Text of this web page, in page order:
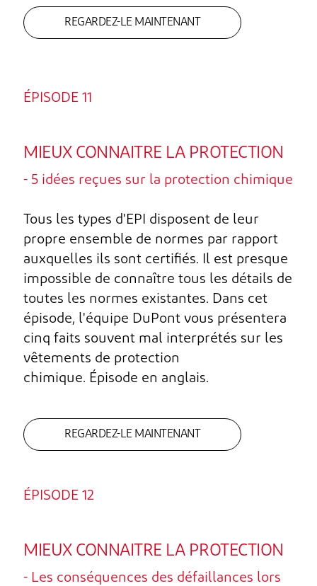
REGARDEZ-LE MAINTENANT
ÉPISODE 11
MIEUX CONNAITRE LA PROTECTION
- 5 idées reçues sur la protection chimique
Tous les types d'EPI disposent de leur
propre ensemble de normes par rapport
auxquelles ils sont certifiés. Il est presque
impossible de connaître tous les détails de
toutes les normes existantes. Dans cet
épisode, l'équipe DuPont vous présentera
cinq faits souvent mal interprétés sur les
vêtements de protection
chimique. Épisode en anglais.
REGARDEZ-LE MAINTENANT
ÉPISODE 12
MIEUX CONNAITRE LA PROTECTION
- Les conséquences des défaillances lors